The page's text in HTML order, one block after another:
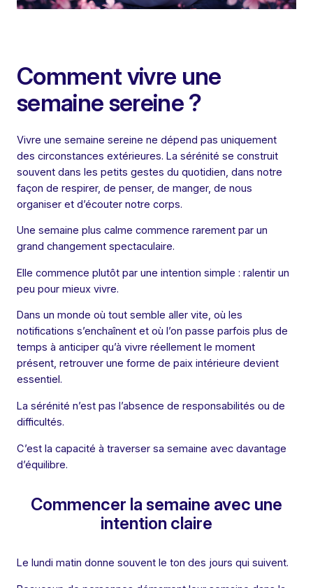
Comment vivre une
semaine sereine ?
Vivre une semaine sereine ne dépend pas uniquement
des circonstances extérieures. La sérénité se construit
souvent dans les petits gestes du quotidien, dans notre
façon de respirer, de penser, de manger, de nous
organiser et d’écouter notre corps.
Une semaine plus calme commence rarement par un
grand changement spectaculaire.
Elle commence plutôt par une intention simple : ralentir un
peu pour mieux vivre.
Dans un monde où tout semble aller vite, où les
notifications s’enchaînent et où l’on passe parfois plus de
temps à anticiper qu’à vivre réellement le moment
présent, retrouver une forme de paix intérieure devient
essentiel.
La sérénité n’est pas l’absence de responsabilités ou de
difficultés.
C’est la capacité à traverser sa semaine avec davantage
d’équilibre.
Commencer la semaine avec une
intention claire
Le lundi matin donne souvent le ton des jours qui suivent.